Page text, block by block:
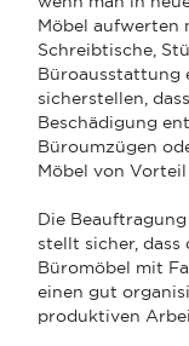
Möbel aufwerten
Schreibtische,
Büroausstattung
sicherstellen,
Beschädigung
Büroumzügen
Möbel von
Die
stellt sicher,
Büromöbel mit
einen gut
produktiven